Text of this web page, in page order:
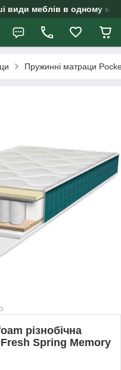
види меблів в одному
Пружинні матраци
різнобічна
Spring Memory